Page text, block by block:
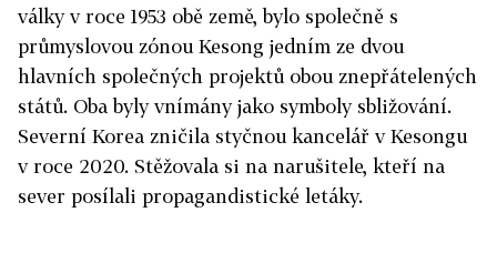
války v roce 1953 obě země, bylo společně s
průmyslovou zónou Kesong jedním ze dvou
hlavních společných projektů obou znepřátelených
států. Oba byly vnímány jako symboly sbližování.
Severní Korea zničila styčnou kancelář v Kesongu
v roce 2020. Stěžovala si na narušitele, kteří na
sever posílali propagandistické letáky.